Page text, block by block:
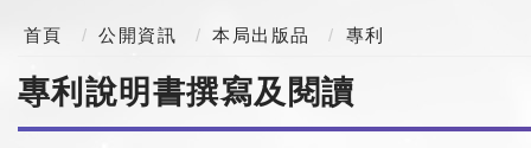
首頁 公開資訊 本局出版品 專利
專利說明書撰寫及閱讀